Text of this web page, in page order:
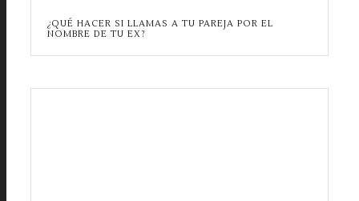
¿QUÉ HACER SI LLAMAS A TU PAREJA POR EL
NOMBRE DE TU EX?